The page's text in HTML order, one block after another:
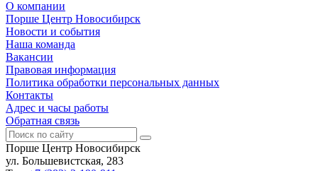
О компании
Порше Центр Новосибирск
Новости и события
Наша команда
Вакансии
Правовая информация
Политика обработки персональных данных
Контакты
Адрес и часы работы
Обратная связь
Порше Центр Новосибирск
ул. Большевистская, 283